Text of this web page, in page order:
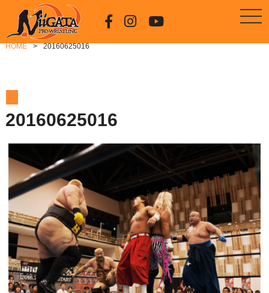
HOME 20160625016
20160625016